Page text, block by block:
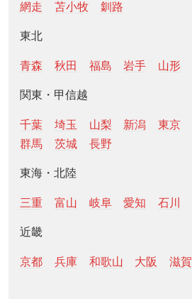
網走
苫小牧 釧路
東北
青森 秋田 福島 岩手 山形
関東・甲信越
千葉 埼玉 山梨 新潟 東京
群馬
茨城 長野
東海・北陸
三重 富山 岐阜 愛知 石川
近畿
京都 兵庫 和歌山 大阪 滋賀